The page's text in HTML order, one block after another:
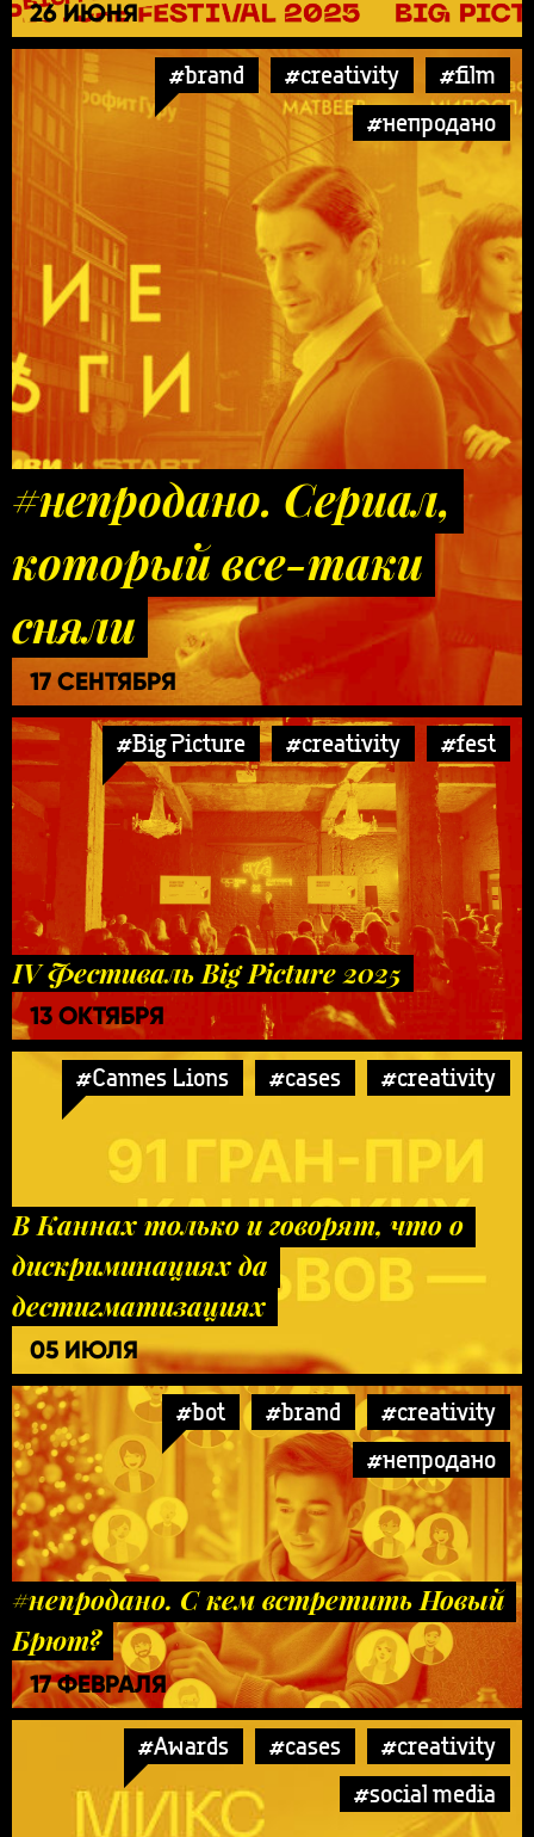
26 ИЮНЯ
#brand #creativity
#film
#непродано
#непродано. Сериал,
который все-таки
сняли
17 СЕНТЯБРЯ
#Big Picture #creativity #fest
IV Фестиваль Big Picture 2025
13 ОКТЯБРЯ
#Cannes Lions #cases #creativity
В Каннах только и говорят, что о
дискриминациях да
дестигматизациях
05 ИЮЛЯ
#bot #brand
#creativity
#непродано
#непродано. С кем встретить Новый
Брют?
17 ФЕВРАЛЯ
#Awards #cases
#creativity
#social media